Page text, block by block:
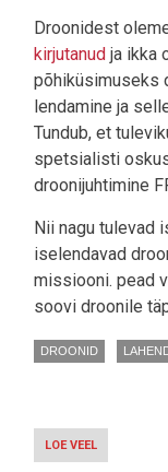
Droonidest
kirjutanud ja ikka
põhiküsimuseks
lendamine ja
Tundub, et
spetsialisti
droonijuhtimine
Nii nagu tulevad
iselendavad
missiooni. pead
soovi droonile
DROONID
LOE VEEL
VIDEO: